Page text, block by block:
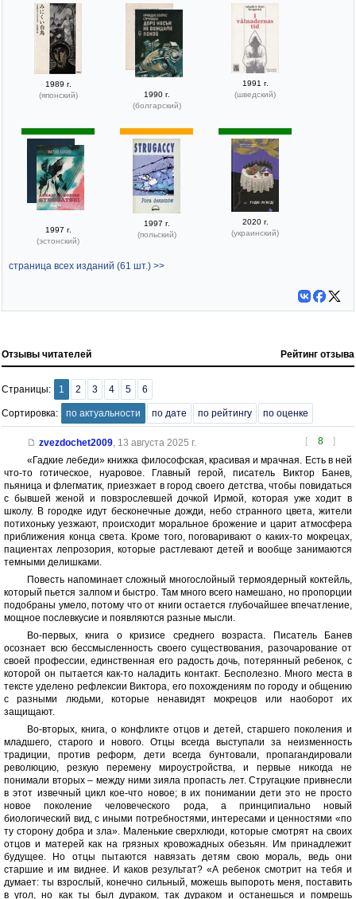
1989 г.
(японский)
1990 г.
(болгарский)
1991 г.
(шведский)
1997 г.
(эстонский)
1997 г.
(польский)
2020 г.
(украинский)
страница всех изданий (61 шт.) >>
Отзывы читателей Рейтинг отзыва
Страницы: 1 2 3 4 5 6
Сортировка: по актуальности по дате по рейтингу по оценке
[ 8 ]
zvezdochet2009, 13 августа 2025 г.
«Гадкие лебеди» книжка философская, красивая и мрачная. Есть в ней
что-то готическое, нуаровое. Главный герой, писатель Виктор Банев,
пьяница и флегматик, приезжает в город своего детства, чтобы повидаться
с бывшей женой и повзрослевшей дочкой Ирмой, которая уже ходит в
школу. В городке идут бесконечные дожди, небо странного цвета, жители
потихоньку уезжают, происходит моральное брожение и царит атмосфера
приближения конца света. Кроме того, поговаривают о каких-то мокрецах,
пациентах лепрозория, которые растлевают детей и вообще занимаются
темными делишками.
Повесть напоминает сложный многослойный термоядерный коктейль,
который пьется залпом и быстро. Там много всего намешано, но пропорции
подобраны умело, потому что от книги остается глубочайшее впечатление,
мощное послевкусие и появляются разные мысли.
Во-первых, книга о кризисе среднего возраста. Писатель Банев
осознает всю бессмысленность своего существования, разочарование от
своей профессии, единственная его радость дочь, потерянный ребенок, с
которой он пытается как-то наладить контакт. Бесполезно. Много места в
тексте уделено рефлексии Виктора, его похождениям по городу и общению
с разными людьми, которые ненавидят мокрецов или наоборот их
защищают.
Во-вторых, книга, о конфликте отцов и детей, старшего поколения и
младшего, старого и нового. Отцы всегда выступали за неизменность
традиции, против реформ, дети всегда бунтовали, пропагандировали
революцию, резкую перемену мироустройства, и первые никогда не
понимали вторых – между ними зияла пропасть лет. Стругацкие привнесли
в этот извечный цикл кое-что новое; в их понимании дети это не просто
новое поколение человеческого рода, а принципиально новый
биологический вид, с иными потребностями, интересами и ценностями «по
ту сторону добра и зла». Маленькие сверхлюди, которые смотрят на своих
отцов и матерей как на грязных кровожадных обезьян. Им принадлежит
будущее. Но отцы пытаются навязать детям свою мораль, ведь они
старшие и им виднее. И каков результат? «А ребенок смотрит на тебя и
думает: ты взрослый, конечно сильный, можешь выпороть меня, поставить
в угол, но как ты был дураком, так дураком и останешься и помрешь